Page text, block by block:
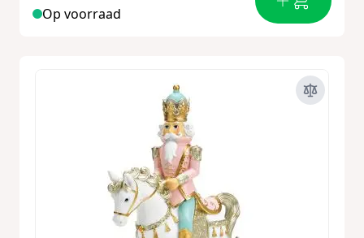
Op voorraad